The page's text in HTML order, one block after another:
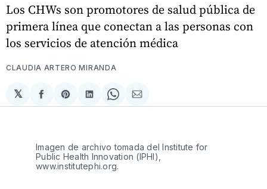
Los CHWs son promotores de salud pública de
primera línea que conectan a las personas con
los servicios de atención médica
CLAUDIA ARTERO MIRANDA
𝕏
Compartir
en
Share
on
Compartir
en
Share
on
Compartir
via
Imagen de archivo tomada del Institute for
Public Health Innovation (IPHI),
www.institutephi.org.